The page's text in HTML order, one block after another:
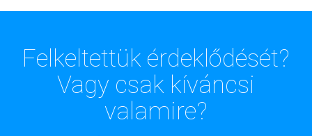
Felkeltettük érdeklődését?
Vagy csak kíváncsi
valamire?